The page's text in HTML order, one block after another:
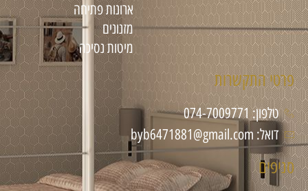
ארונות פתיחה
מזנונים
מיטות נסיכה
פרטי התקשרות
טלפון: 074-7009771
דואל: byb6471881@gmail.com
סניפים